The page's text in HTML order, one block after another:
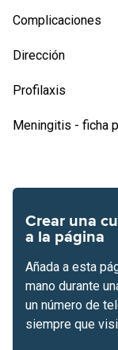
Complicaciones
Dirección
Profilaxis
Meningitis - ficha
Crear una
a la página
Añada a esta
mano durante
un número de
siempre que